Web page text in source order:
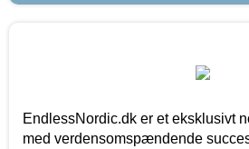
EndlessNordic.dk er et eksklusivt
med verdensomspændende